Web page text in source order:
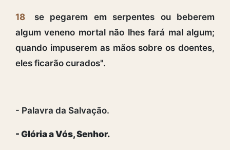
18
se pegarem em serpentes ou beberem
algum veneno mortal não lhes fará mal algum;
quando impuserem as mãos sobre os doentes,
eles ficarão curados".
- Palavra da Salvação.
- Glória a Vós, Senhor.